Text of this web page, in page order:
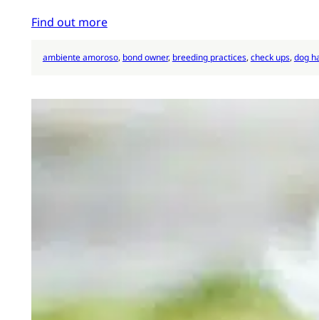
Find out more
ambiente amoroso, bond owner, breeding practices, check ups, dog